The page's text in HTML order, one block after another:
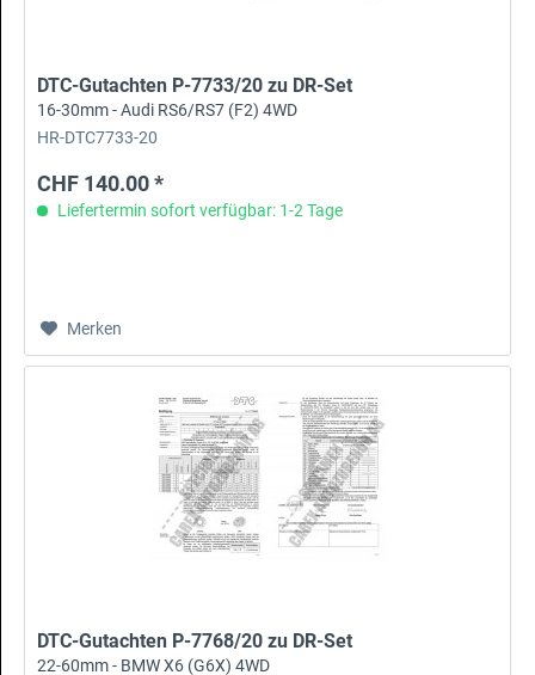
DTC-Gutachten P-7733/20 zu DR-Set
16-30mm - Audi RS6/RS7 (F2) 4WD
HR-DTC7733-20
CHF 140.00 *
Liefertermin sofort verfügbar: 1-2 Tage
Merken
DTC-Gutachten P-7768/20 zu DR-Set
22-60mm - BMW X6 (G6X) 4WD